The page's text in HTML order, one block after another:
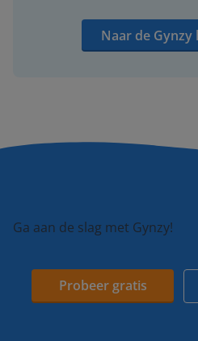
Naar de Gynzy
Ga aan de slag met Gynzy!
Probeer gratis